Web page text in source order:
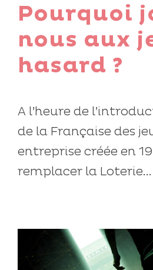
Pourquoi
nous aux
hasard ?
A l’heure de
de la Française des
entreprise créée en
remplacer la Loterie...